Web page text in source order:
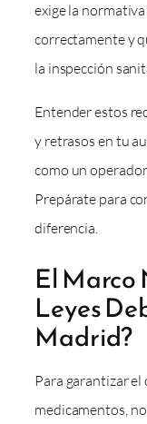
exige la
correctamente y
la inspección
Entender estos
y retrasos en tu
como un
Prepárate para
diferencia.
El Marco
Leyes
Madrid?
Para garantizar
medicamentos,